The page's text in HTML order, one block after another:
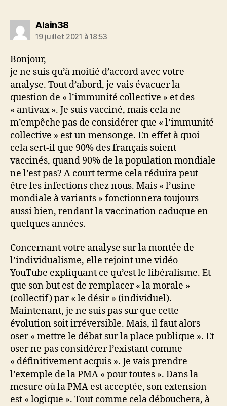
Alain38dit :
19 juillet 2021 à 18:53
Bonjour,
je ne suis qu’à moitié d’accord avec votre
analyse. Tout d’abord, je vais évacuer la
question de « l’immunité collective » et des
« antivax ». Je suis vacciné, mais cela ne
m’empêche pas de considérer que « l’immunité
collective » est un mensonge. En effet à quoi
cela sert-il que 90% des français soient
vaccinés, quand 90% de la population mondiale
ne l’est pas? A court terme cela réduira peut-
être les infections chez nous. Mais « l’usine
mondiale à variants » fonctionnera toujours
aussi bien, rendant la vaccination caduque en
quelques années.
Concernant votre analyse sur la montée de
l’individualisme, elle rejoint une vidéo
YouTube expliquant ce qu’est le libéralisme. Et
que son but est de remplacer « la morale »
(collectif) par « le désir » (individuel).
Maintenant, je ne suis pas sur que cette
évolution soit irréversible. Mais, il faut alors
oser « mettre le débat sur la place publique ». Et
oser ne pas considérer l’existant comme
« définitivement acquis ». Je vais prendre
l’exemple de la PMA « pour toutes ». Dans la
mesure où la PMA est acceptée, son extension
est « logique ». Tout comme cela débouchera, à